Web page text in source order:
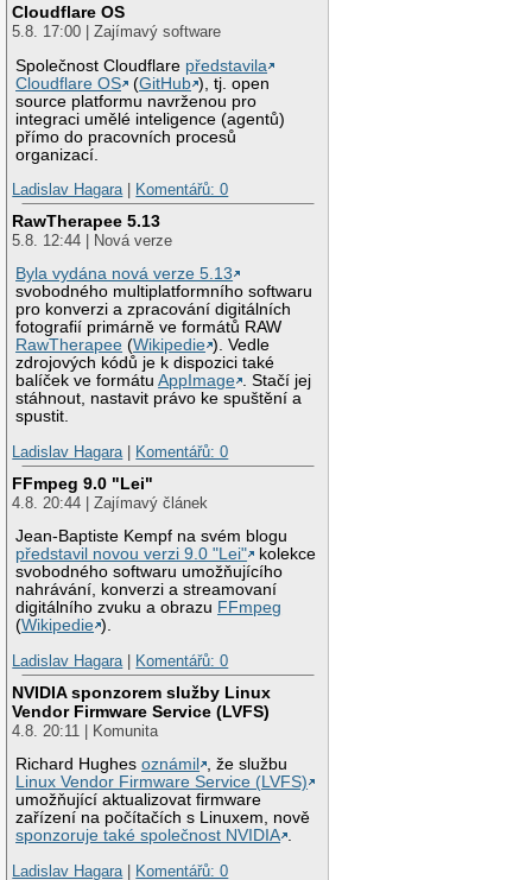
Cloudflare OS
5.8. 17:00 | Zajímavý software
Společnost Cloudflare představila
Cloudflare OS
(GitHub ), tj. open
source platformu navrženou pro
integraci umělé inteligence (agentů)
přímo do pracovních procesů
organizací.
Ladislav Hagara| Komentářů: 0
RawTherapee 5.13
5.8. 12:44 | Nová verze
Byla vydána nová verze 5.13
svobodného multiplatformního softwaru
pro konverzi a zpracování digitálních
fotografií primárně ve formátů RAW
RawTherapee (Wikipedie ). Vedle
zdrojových kódů je k dispozici také
balíček ve formátuAppImage . Stačí jej
stáhnout, nastavit právo ke spuštění a
spustit.
Ladislav Hagara| Komentářů: 0
FFmpeg 9.0 "Lei"
4.8. 20:44 | Zajímavý článek
Jean-Baptiste Kempf na svém blogu
představil novou verzi 9.0 "Lei"
kolekce
svobodného softwaru umožňujícího
nahrávání, konverzi a streamovaní
digitálního zvuku a obrazu FFmpeg
(Wikipedie ).
Ladislav Hagara| Komentářů: 0
NVIDIA sponzorem služby Linux
Vendor Firmware Service (LVFS)
4.8. 20:11 | Komunita
Richard Hughesoznámil
, že službu
Linux Vendor Firmware Service (LVFS)
umožňující aktualizovat firmware
zařízení na počítačích s Linuxem, nově
sponzoruje také společnost NVIDIA .
Ladislav Hagara| Komentářů: 0